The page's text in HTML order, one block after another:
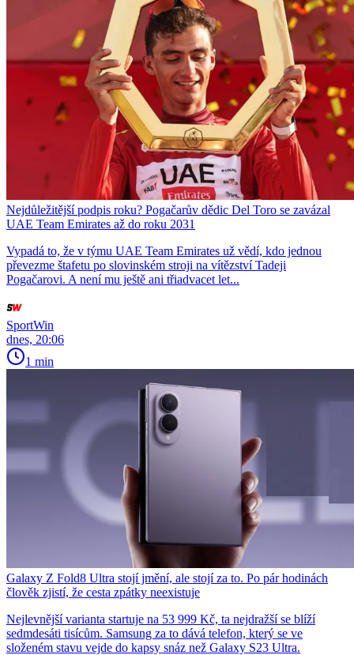
Nejdůležitější podpis roku? Pogačarův dědic Del Toro se zavázal
UAE Team Emirates až do roku 2031
Vypadá to, že v týmu UAE Team Emirates už vědí, kdo jednou
převezme štafetu po slovinském stroji na vítězství Tadeji
Pogačarovi. A není mu ještě ani třiadvacet let...
SportWin
dnes, 20:06
1 min
Galaxy Z Fold8 Ultra stojí jmění, ale stojí za to. Po pár hodinách
člověk zjistí, že cesta zpátky neexistuje
Nejlevnější varianta startuje na 53 999 Kč, ta nejdražší se blíží
sedmdesáti tisícům. Samsung za to dává telefon, který se ve
složeném stavu vejde do kapsy snáz než Galaxy S23 Ultra.